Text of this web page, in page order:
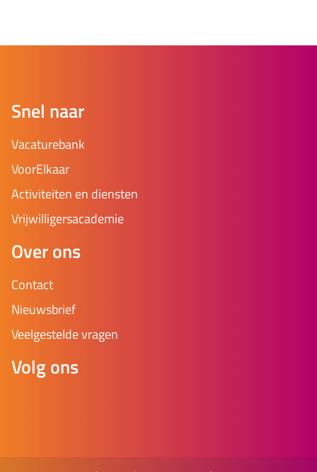
Snel naar
Vacaturebank
VoorElkaar
Activiteiten en diensten
Vrijwilligersacademie
Over ons
Contact
Nieuwsbrief
Veelgestelde vragen
Volg ons